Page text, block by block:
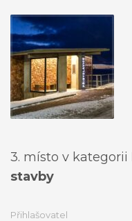
3. místo v kategorii
stavby
Přihlašovatel